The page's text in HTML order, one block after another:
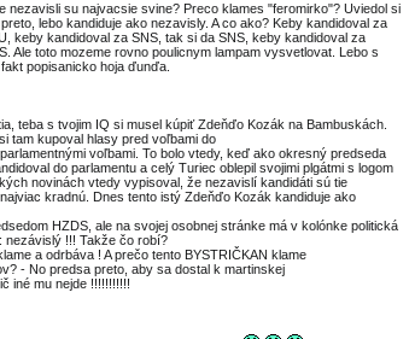
nezavisli su najvacsie svine? Preco klames "feromirko"? Uviedol si
lebo kandiduje ako nezavisly. A co ako? Keby kandidoval za
keby kandidoval za SNS, tak si da SNS, keby kandidoval za
Ale toto mozeme rovno poulicnym lampam vysvetlovat. Lebo s
popisanicko hoja ďunďa.
teba s tvojim IQ si musel kúpiť Zdeňďo Kozák na Bambuskách.
tam kupoval hlasy pred voľbami do
voľbami. To bolo vtedy, keď ako okresný predseda
do parlamentu a celý Turiec oblepil svojimi plgátmi s logom
novinách vtedy vypisoval, že nezavislí kandidáti sú tie
kradnú. Dnes tento istý Zdeňďo Kozák kandiduje ako
HZDS, ale na svojej osobnej stránke má v kolónke politická
nezávislý !!! Takže čo robí?
a odrbáva ! A prečo tento BYSTRIČKAN klame
- No predsa preto, aby sa dostal k martinskej
iné mu nejde !!!!!!!!!!!